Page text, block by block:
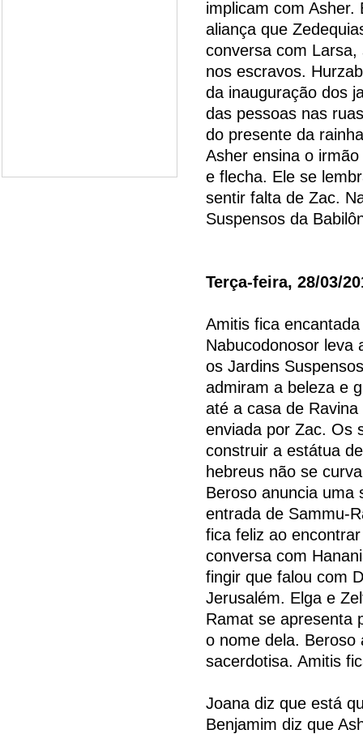
implicam com
aliança que
conversa com
nos escravos.
da inauguração dos
das pessoas nas
do presente da
Asher ensina o
e flecha. Ele se
sentir falta de Zac.
Suspensos da
Terça-feira, 28/03/
Amitis fica
Nabucodonosor leva
os Jardins
admiram a beleza e
até a casa de
enviada por Zac. Os
construir a estátua
hebreus não se
Beroso anuncia uma
entrada de Sammu-
fica feliz ao
conversa com
fingir que falou com
Jerusalém. Elga e
Ramat se apresenta
o nome dela. Beroso
sacerdotisa. Amitis
Joana diz que está
Benjamim diz que